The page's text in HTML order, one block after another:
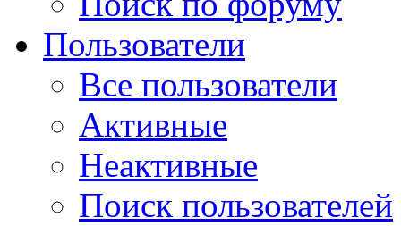
Пользователи
Все пользователи
Активные
Неактивные
Поиск пользователей